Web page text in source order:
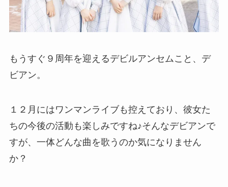
もうすぐ９周年を迎えるデビルアンセムこと、デ
ビアン。
１２月にはワンマンライブも控えており、彼女た
ちの今後の活動も楽しみですね♪そんなデビアンで
すが、一体どんな曲を歌うのか気になりません
か？